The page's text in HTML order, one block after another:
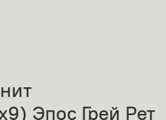
Эпос Грей Рет